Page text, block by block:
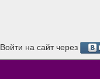
Войти на сайт через